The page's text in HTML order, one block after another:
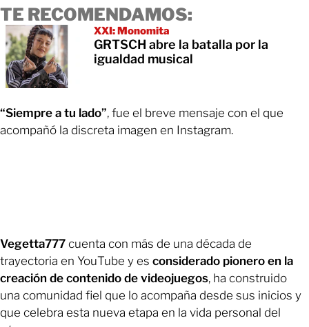
TE RECOMENDAMOS:
XXI: Monomita
GRTSCH abre la batalla por la
igualdad musical
“Siempre a tu lado”, fue el breve mensaje con el que
acompañó la discreta imagen en Instagram.
Vegetta777 cuenta con más de una década de
trayectoria en YouTube y es considerado pionero en la
creación de contenido de videojuegos, ha construido
una comunidad fiel que lo acompaña desde sus inicios y
que celebra esta nueva etapa en la vida personal del